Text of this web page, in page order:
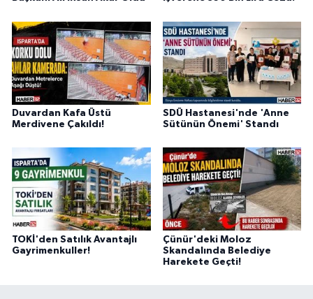
Duvardan Kafa Üstü
Merdivene Çakıldı!
SDÜ Hastanesi'nde 'Anne
Sütünün Önemi' Standı
TOKİ'den Satılık Avantajlı
Gayrimenkuller!
Çünür'deki Moloz
Skandalında Belediye
Harekete Geçti!